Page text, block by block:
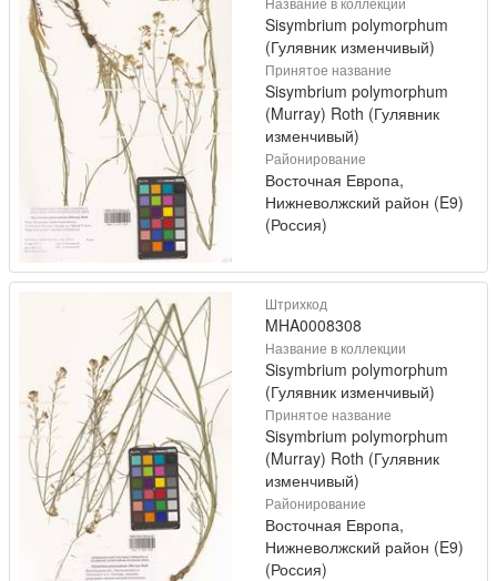
Sisymbrium polymorphum
(Гулявник изменчивый)
Принятое название
Sisymbrium polymorphum
(Murray) Roth (Гулявник
изменчивый)
Районирование
Восточная Европа,
Нижневолжский район (E9)
(Россия)
Штрихкод
MHA0008308
Название в коллекции
Sisymbrium polymorphum
(Гулявник изменчивый)
Принятое название
Sisymbrium polymorphum
(Murray) Roth (Гулявник
изменчивый)
Районирование
Восточная Европа,
Нижневолжский район (E9)
(Россия)